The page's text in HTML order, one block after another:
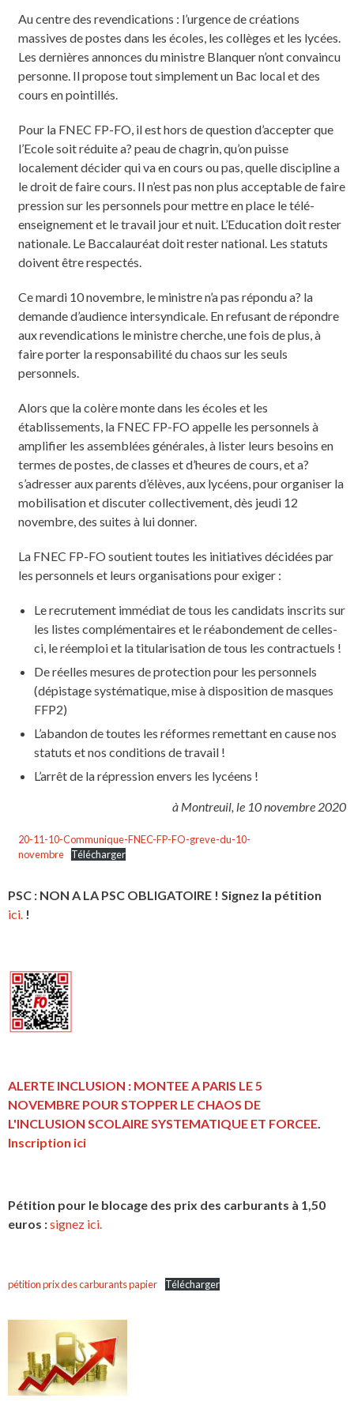
Au centre des revendications : l’urgence de créations
massives de postes dans les écoles, les collèges et les lycées.
Les dernières annonces du ministre Blanquer n’ont convaincu
personne. Il propose tout simplement un Bac local et des
cours en pointillés.
Pour la FNEC FP-FO, il est hors de question d’accepter que
l’Ecole soit réduite a? peau de chagrin, qu’on puisse
localement décider qui va en cours ou pas, quelle discipline a
le droit de faire cours. Il n’est pas non plus acceptable de faire
pression sur les personnels pour mettre en place le télé-
enseignement et le travail jour et nuit. L’Education doit rester
nationale. Le Baccalauréat doit rester national. Les statuts
doivent être respectés.
Ce mardi 10 novembre, le ministre n’a pas répondu a? la
demande d’audience intersyndicale. En refusant de répondre
aux revendications le ministre cherche, une fois de plus, à
faire porter la responsabilité du chaos sur les seuls
personnels.
Alors que la colère monte dans les écoles et les
établissements, la FNEC FP-FO appelle les personnels à
amplifier les assemblées générales, à lister leurs besoins en
termes de postes, de classes et d’heures de cours, et a?
s’adresser aux parents d’élèves, aux lycéens, pour organiser la
mobilisation et discuter collectivement, dès jeudi 12
novembre, des suites à lui donner.
La FNEC FP-FO soutient toutes les initiatives décidées par
les personnels et leurs organisations pour exiger :
Le recrutement immédiat de tous les candidats inscrits sur
les listes complémentaires et le réabondement de celles-
ci, le réemploi et la titularisation de tous les contractuels !
De réelles mesures de protection pour les personnels
(dépistage systématique, mise à disposition de masques
FFP2)
L’abandon de toutes les réformes remettant en cause nos
statuts et nos conditions de travail !
L’arrêt de la répression envers les lycéens !
à Montreuil, le 10 novembre 2020
20-11-10-Communique-FNEC-FP-FO-greve-du-10-
novembre
Télécharger
PSC : NON A LA PSC OBLIGATOIRE ! Signez la pétition
ici. !
ALERTE INCLUSION : MONTEE A PARIS LE 5
NOVEMBRE POUR STOPPER LE CHAOS DE
L'INCLUSION SCOLAIRE SYSTEMATIQUE ET FORCEE
Inscription ici
Pétition pour le blocage des prix des carburants à 1,50
euros :signez ici.
pétition prix des carburants papier Télécharger